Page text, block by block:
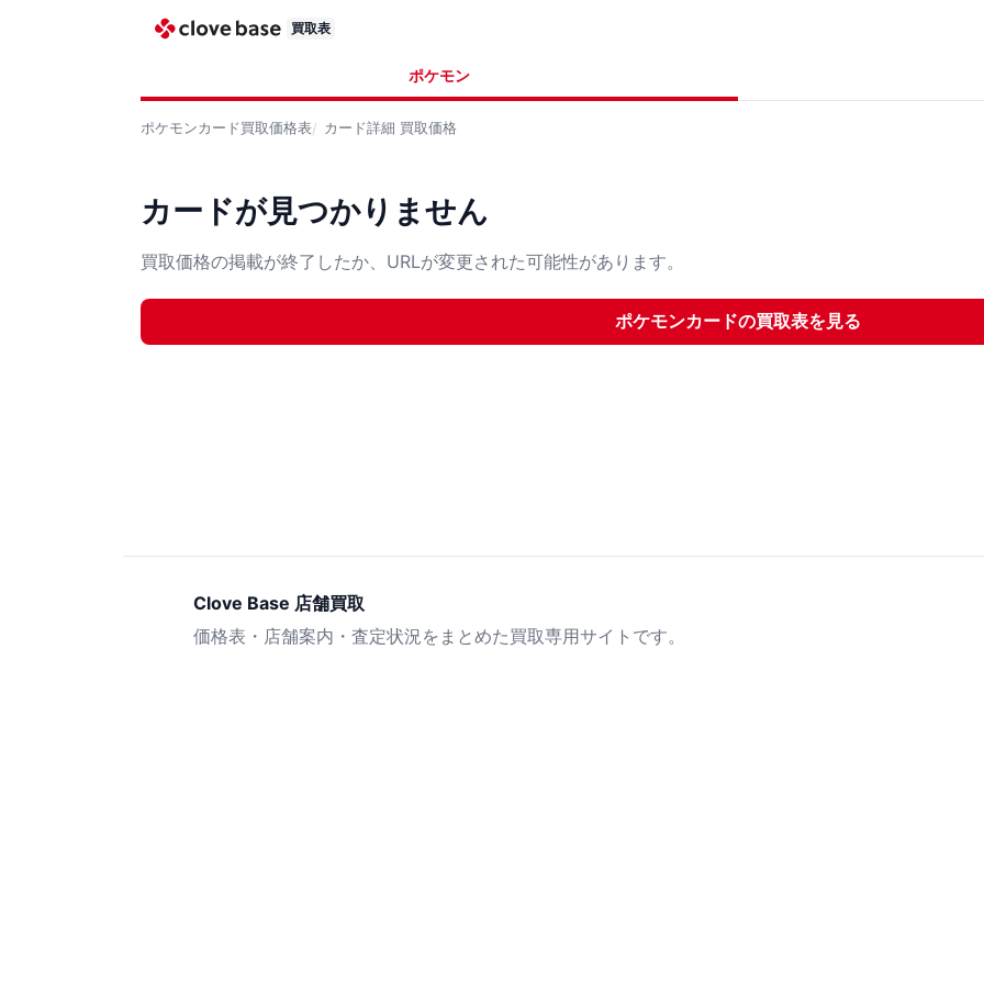
買取表
ポケモン
ポケモンカード買取価格表 カード詳細 買取価格
カードが見つかりません
買取価格の掲載が終了したか、URLが変更された可能性があります。
ポケモンカードの買取表を見る
Clove Base 店舗買取
価格表・店舗案内・査定状況をまとめた買取専用サイトです。